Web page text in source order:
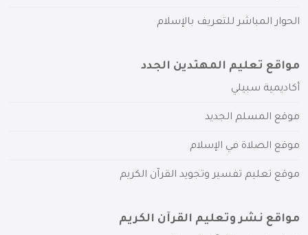
الحوار المباشر للتعريف بالإسلام
مواقع تعليم المهتدين الجدد
أكاديمية سبيلي
موقع المسلم الجديد
موقع الصلاة في الإسلام
موقع تعليم تفسير وتجويد القرآن الكريم
مواقع نشر وتعليم القرآن الكريم